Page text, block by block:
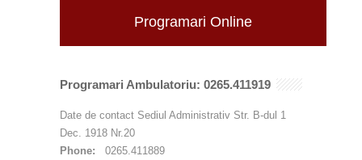
Programari Online
Programari Ambulatoriu: 0265.411919
Date de contact Sediul Administrativ Str. B-dul 1
Dec. 1918 Nr.20
Phone:
0265.411889